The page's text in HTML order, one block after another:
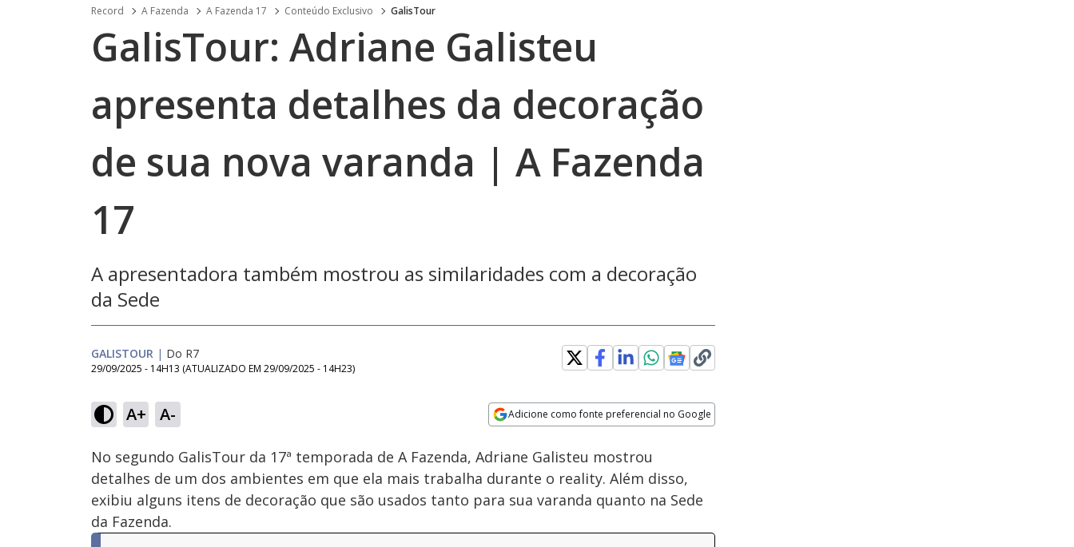
Record A Fazenda A Fazenda 17 Conteúdo Exclusivo GalisTour
GalisTour: Adriane Galisteu
apresenta detalhes da decoração
de sua nova varanda | A Fazenda
17
A apresentadora também mostrou as similaridades com a decoração
da Sede
GALISTOUR | Do R7
29/09/2025 - 14H13 (ATUALIZADO EM 29/09/2025 - 14H23)
A+ A- Adicione como fonte preferencial no Google
Ativar
Som
Velocidade
No segundo GalisTour da 17ª temporada de A Fazenda, Adriane Galisteu mostrou
detalhes de um dos ambientes em que ela mais trabalha durante o reality. Além disso,
exibiu alguns itens de decoração que são usados tanto para sua varanda quanto na Sede
da Fazenda.